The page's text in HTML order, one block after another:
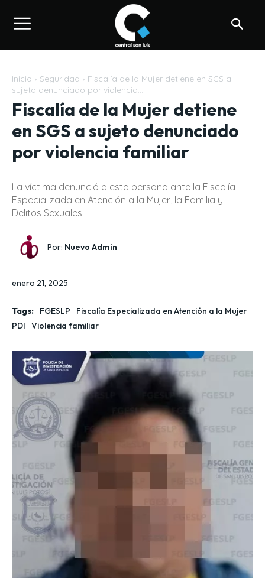
Inicio Seguridad
Fiscalía de la Mujer detiene en SGS a
sujeto denunciado por violencia...
Fiscalía de la Mujer detiene
en SGS a sujeto denunciado
por violencia familiar
La víctima denunció a esta persona ante la Fiscalía
Especializada en Atención a la Mujer, la Familia y
Delitos Sexuales.
Por: Nuevo Admin
enero 21, 2025
Tags: FGESLP
Fiscalía Especializada en Atención a la Mujer
PDI
Violencia familiar